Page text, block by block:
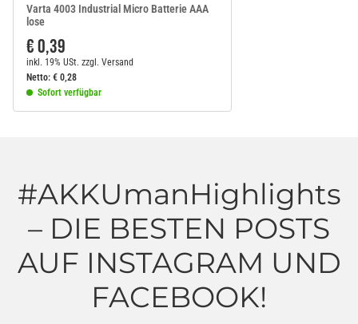
Varta 4003 Industrial Micro Batterie AAA
lose
€ 0,39
inkl. 19% USt. zzgl. Versand
Netto: € 0,28
Sofort verfügbar
#AKKUmanHighlights
– DIE BESTEN POSTS
AUF INSTAGRAM UND
FACEBOOK!